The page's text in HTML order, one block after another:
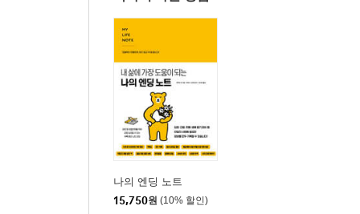
나의 엔딩 노트
15,750원 (10% 할인)